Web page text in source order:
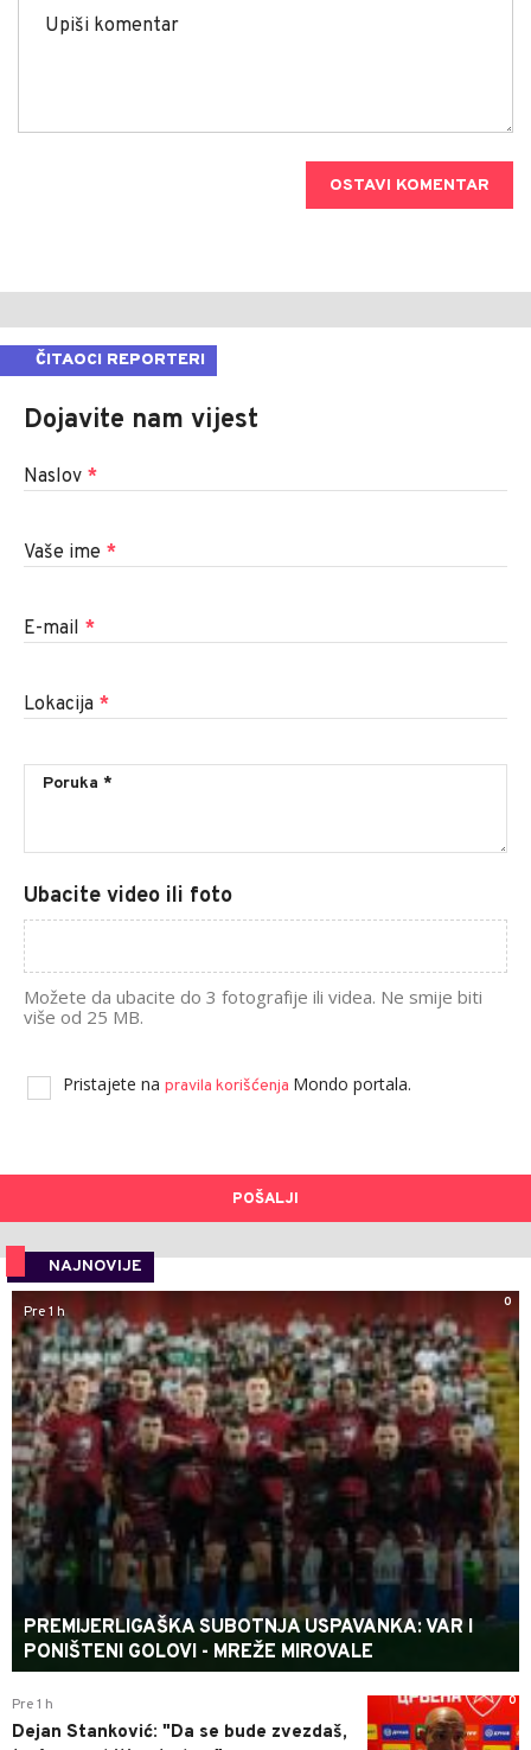
OSTAVI KOMENTAR
ČITAOCI REPORTERI
Dojavite nam vijest
Naslov *
Vaše ime *
E-mail *
Lokacija *
Ubacite video ili foto
Možete da ubacite do 3 fotografije ili videa. Ne smije biti
više od 25 MB.
Pristajete na pravila korišćenja Mondo portala.
POŠALJI
NAJNOVIJE
0
Pre 1 h
PREMIJERLIGAŠKA SUBOTNJA USPAVANKA: VAR I
PONIŠTENI GOLOVI - MREŽE MIROVALE
0
Pre 1 h
Dejan Stanković: "Da se bude zvezdaš,